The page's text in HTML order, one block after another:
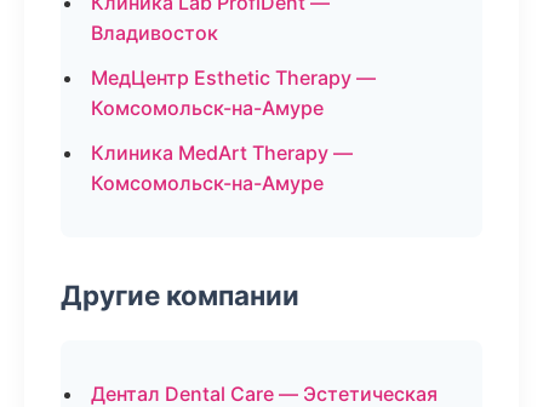
Владивосток
МедЦентр Esthetic Therapy —
Комсомольск-на-Амуре
Клиника MedArt Therapy —
Комсомольск-на-Амуре
Другие компании
Дентал Dental Care — Эстетическая